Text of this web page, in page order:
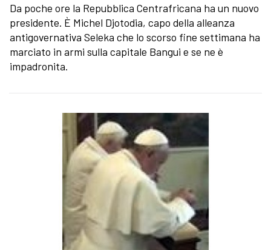
Da poche ore la Repubblica Centrafricana ha un nuovo
presidente. È Michel Djotodia, capo della alleanza
antigovernativa Seleka che lo scorso fine settimana ha
marciato in armi sulla capitale Bangui e se ne è
impadronita.